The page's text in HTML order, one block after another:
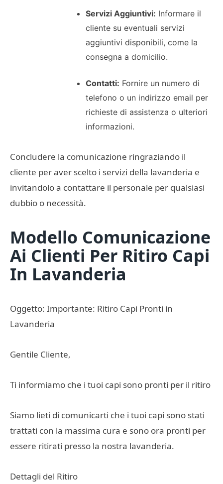
Servizi Aggiuntivi: Informare il
cliente su eventuali servizi
aggiuntivi disponibili, come la
consegna a domicilio.
Contatti: Fornire un numero di
telefono o un indirizzo email per
richieste di assistenza o ulteriori
informazioni.
Concludere la comunicazione ringraziando il
cliente per aver scelto i servizi della lavanderia e
invitandolo a contattare il personale per qualsiasi
dubbio o necessità.
Modello Comunicazione
Ai Clienti Per Ritiro Capi
In Lavanderia
Oggetto: Importante: Ritiro Capi Pronti in
Lavanderia
Gentile Cliente,
Ti informiamo che i tuoi capi sono pronti per il ritiro
Siamo lieti di comunicarti che i tuoi capi sono stati
trattati con la massima cura e sono ora pronti per
essere ritirati presso la nostra lavanderia.
Dettagli del Ritiro